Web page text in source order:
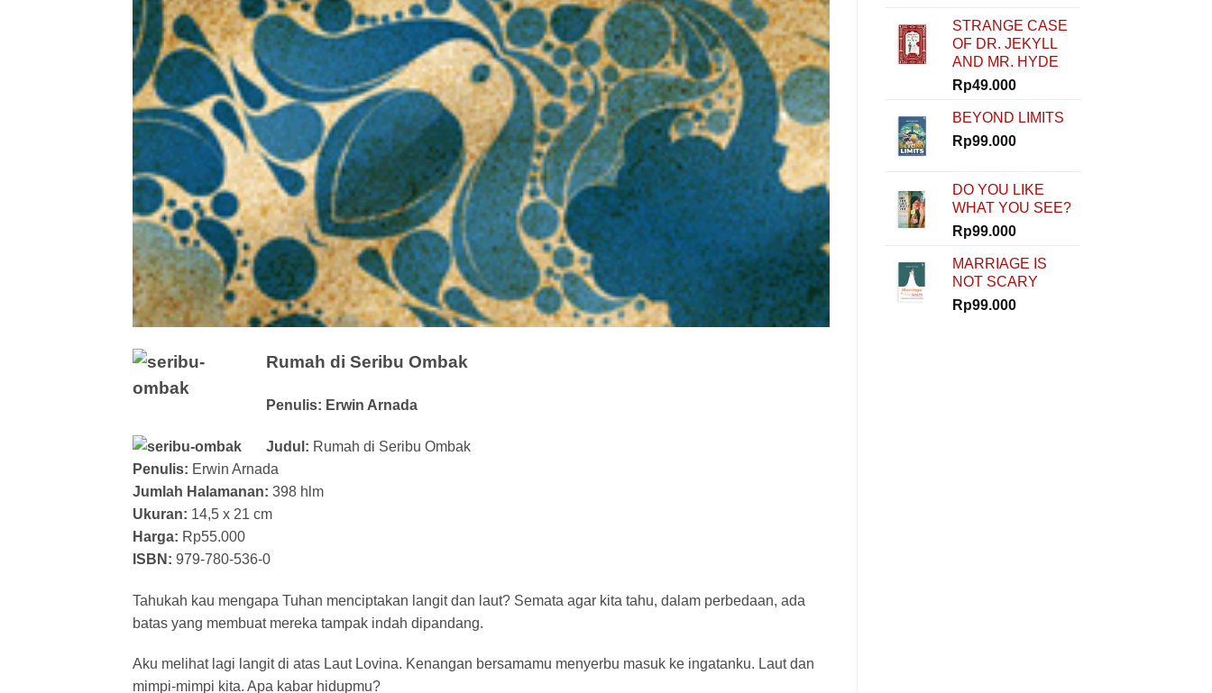
Rumah di Seribu Ombak
Penulis: Erwin Arnada
Judul: Rumah di Seribu Ombak
Penulis: Erwin Arnada
Jumlah Halamanan: 398 hlm
Ukuran: 14,5 x 21 cm
Harga: Rp55.000
ISBN: 979-780-536-0
Tahukah kau mengapa Tuhan menciptakan langit dan laut? Semata agar kita tahu, dalam perbedaan, ada
batas yang membuat mereka tampak indah dipandang.
Aku melihat lagi langit di atas Laut Lovina. Kenangan bersamamu menyerbu masuk ke ingatanku. Laut dan
mimpi-mimpi kita. Apa kabar hidupmu?
Dimulai
dari
Nol
How
Start
STRANGE CASE
OF DR. JEKYLL
AND MR. HYDE
Rp49.000
BEYOND LIMITS
Rp99.000
DO YOU LIKE
WHAT YOU SEE?
Rp99.000
MARRIAGE IS
NOT SCARY
Rp99.000